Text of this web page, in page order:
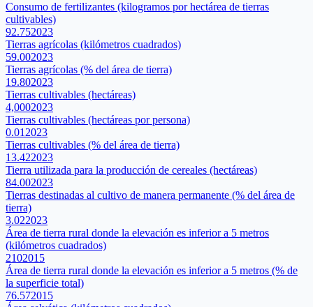
Consumo de fertilizantes (kilogramos por hectárea de tierras
cultivables)
92.752023
Tierras agrícolas (kilómetros cuadrados)
59.002023
Tierras agrícolas (% del área de tierra)
19.802023
Tierras cultivables (hectáreas)
4,0002023
Tierras cultivables (hectáreas por persona)
0.01 2023
Tierras cultivables (% del área de tierra)
13.422023
Tierra utilizada para la producción de cereales (hectáreas)
84.002023
Tierras destinadas al cultivo de manera permanente (% del área de
tierra)
3.022023
Área de tierra rural donde la elevación es inferior a 5 metros
(kilómetros cuadrados)
2102015
Área de tierra rural donde la elevación es inferior a 5 metros (% de
la superficie total)
76.572015